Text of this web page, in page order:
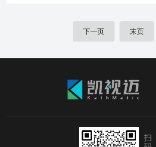
下一页 末页
扫